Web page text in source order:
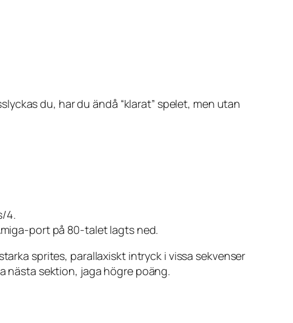
du, har du ändå “klarat” spelet, men utan
4.
port på 80-talet lagts ned.
sprites, parallaxiskt intryck i vissa sekvenser
nästa sektion, jaga högre poäng.